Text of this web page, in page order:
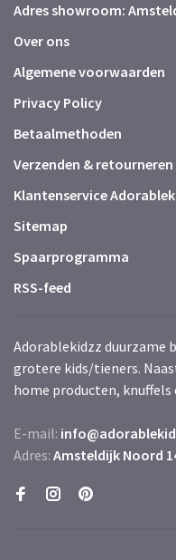
Adres showroom:
Over ons
Algemene voorwaarden
Privacy Policy
Betaalmethoden
Verzenden & retourneren
Klantenservice
Sitemap
Spaarprogramma
RSS-feed
Adorablekidzz duurzame
grotere kids/tieners.
home producten,
E-mail:
Adres: Amsteldijk Noord